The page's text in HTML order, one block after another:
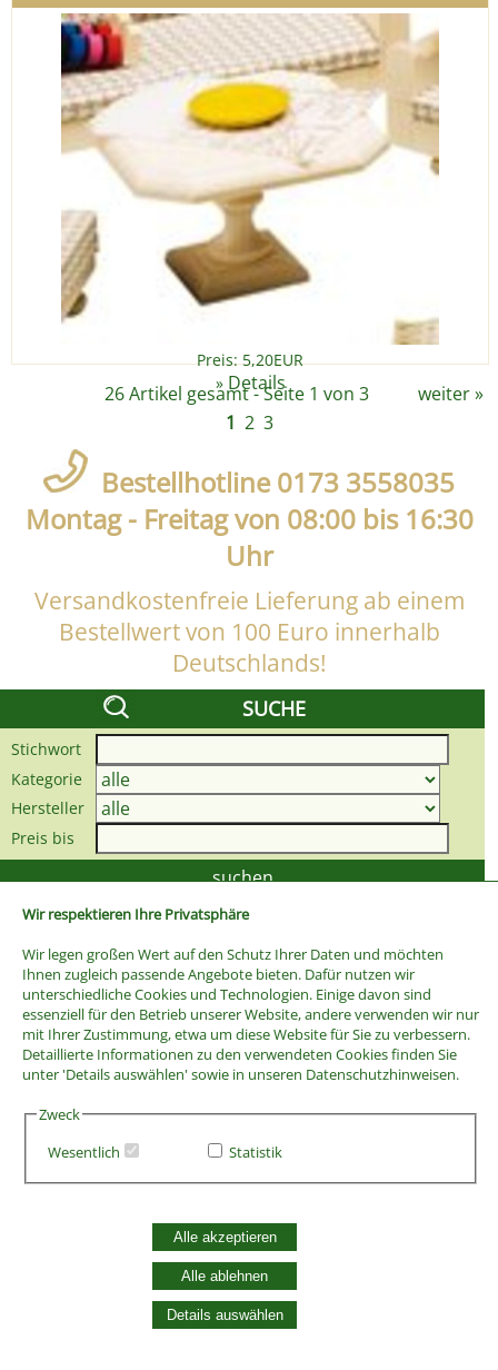
Wir respektieren Ihre Privatsphäre
Wir legen großen Wert auf den Schutz Ihrer Daten und möchten
Ihnen zugleich passende Angebote bieten. Dafür nutzen wir
unterschiedliche Cookies und Technologien. Einige davon sind
essenziell für den Betrieb unserer Website, andere verwenden wir nur
mit Ihrer Zustimmung, etwa um diese Website für Sie zu verbessern.
Detaillierte Informationen zu den verwendeten Cookies finden Sie
unter 'Details auswählen' sowie in unseren Datenschutzhinweisen.
Zweck
Wesentlich
Statistik
Alle akzeptieren
Alle ablehnen
Details auswählen
Preis: 5,20EUR
» Details
26 Artikel gesamt - Seite 1 von 3 weiter»
1 2 3
Bestellhotline 0173 3558035
Montag - Freitag von 08:00 bis 16:30
Uhr
Versandkostenfreie Lieferung ab einem
Bestellwert von 100 Euro innerhalb
Deutschlands!
SUCHE
Stichwort
Kategorie
Hersteller
Preis bis
AGB
Vertrag widerrufen
Datenschutzerklärung
Zahlung und Versand
Batterieentsorgung
Widerruf Cookie-Einwilligung